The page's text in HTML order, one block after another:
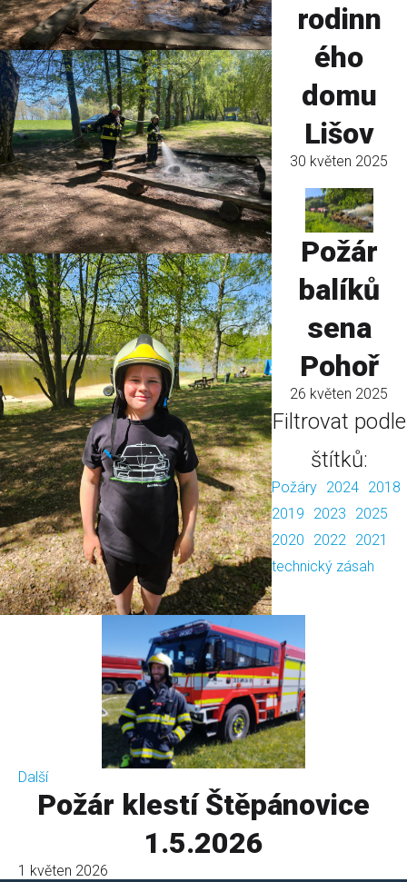
rodinn
ého
domu
Lišov
30 květen 2025
Požár
balíků
sena
Pohoř
26 květen 2025
Filtrovat podle
štítků:
Požáry 2024 2018
2019
2023
2025
2020
2022 2021
technický zásah
Další
Požár klestí Štěpánovice
1.5.2026
1 květen 2026